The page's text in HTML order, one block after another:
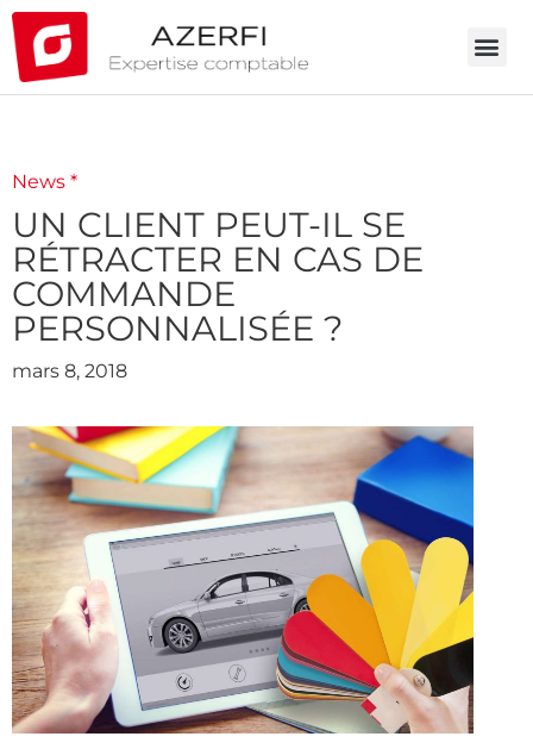
News *
UN CLIENT PEUT-IL SE
RÉTRACTER EN CAS DE
COMMANDE
PERSONNALISÉE ?
mars 8, 2018